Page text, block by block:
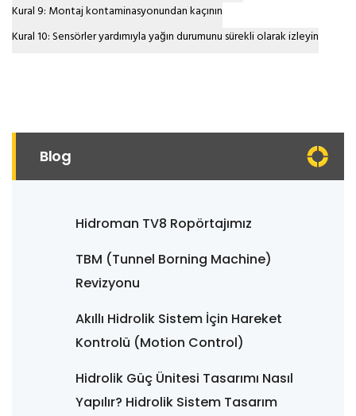
Kural 9: Montaj kontaminasyonundan kaçının
Kural 10: Sensörler yardımıyla yağın durumunu sürekli olarak izleyin
Blog
Hidroman TV8 Ropörtajımız
TBM (Tunnel Borning Machine)
Revizyonu
Akıllı Hidrolik Sistem İçin Hareket
Kontrolü (Motion Control)
Hidrolik Güç Ünitesi Tasarımı Nasıl
Yapılır? Hidrolik Sistem Tasarım